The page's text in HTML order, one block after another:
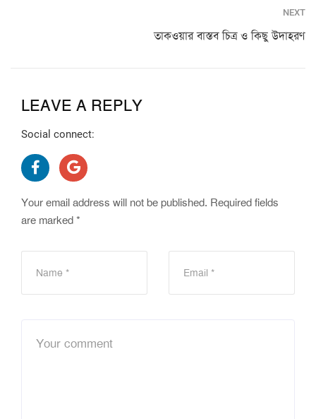
NEXT
তাকওয়ার বাস্তব চিত্র ও কিছু উদাহরণ
LEAVE A REPLY
Social connect:
Your email address will not be published. Required fields
are marked *